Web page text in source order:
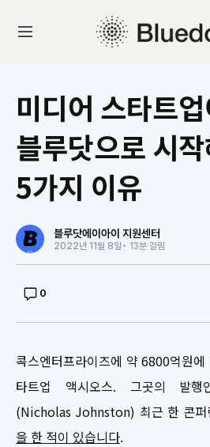
미디어 스타트
블루닷으로 시
5가지 이유
블루닷에이아이 지원센터
2022년 11월 8일 • 13분 걸림
0
콕스엔터프라이즈에 약 6800억원
타트업 액시오스. 그곳의 발행
(Nicholas Johnston) 최근 한 콘퍼
을 한 적이 있습니다.